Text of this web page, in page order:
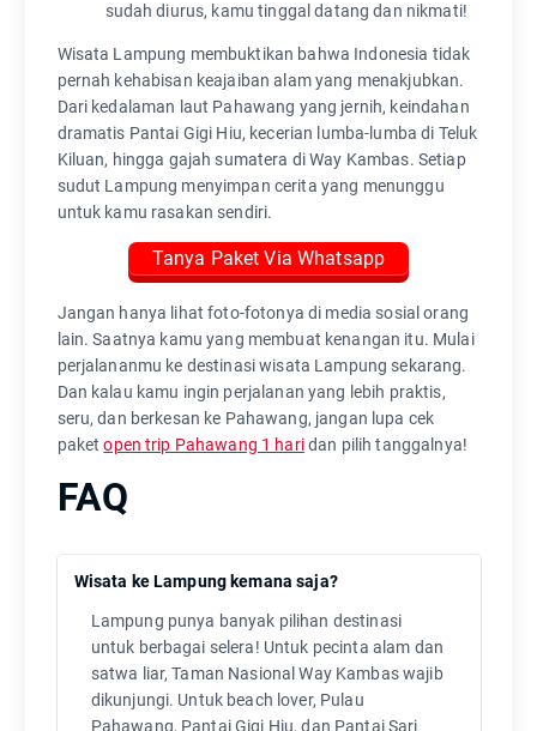
sudah diurus, kamu tinggal datang dan nikmati!
Wisata Lampung membuktikan bahwa Indonesia tidak
pernah kehabisan keajaiban alam yang menakjubkan.
Dari kedalaman laut Pahawang yang jernih, keindahan
dramatis Pantai Gigi Hiu, kecerian lumba-lumba di Teluk
Kiluan, hingga gajah sumatera di Way Kambas. Setiap
sudut Lampung menyimpan cerita yang menunggu
untuk kamu rasakan sendiri.
Tanya Paket Via Whatsapp
Jangan hanya lihat foto-fotonya di media sosial orang
lain. Saatnya kamu yang membuat kenangan itu. Mulai
perjalananmu ke destinasi wisata Lampung sekarang.
Dan kalau kamu ingin perjalanan yang lebih praktis,
seru, dan berkesan ke Pahawang, jangan lupa cek
paketopen trip Pahawang 1 haridan pilih tanggalnya!
FAQ
Wisata ke Lampung kemana saja?
Lampung punya banyak pilihan destinasi
untuk berbagai selera! Untuk pecinta alam dan
satwa liar, Taman Nasional Way Kambas wajib
dikunjungi. Untuk beach lover, Pulau
Pahawang, Pantai Gigi Hiu, dan Pantai Sari